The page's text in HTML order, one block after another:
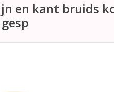
en kant bruids